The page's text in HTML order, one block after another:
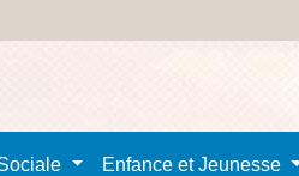
Enfance et Jeunesse